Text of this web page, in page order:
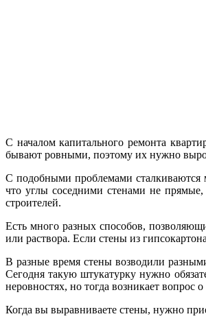
С началом капитального ремонта
бывают ровными, поэтому их нужно
С подобными проблемами сталкиваются
что углы соседними стенами не
строителей.
Есть много разных способов,
или раствора. Если стены из
В разные время стены возводили
Сегодня такую штукатурку нужно
неровностях, но тогда возникает вопрос
Когда вы выравниваете стены, нужно